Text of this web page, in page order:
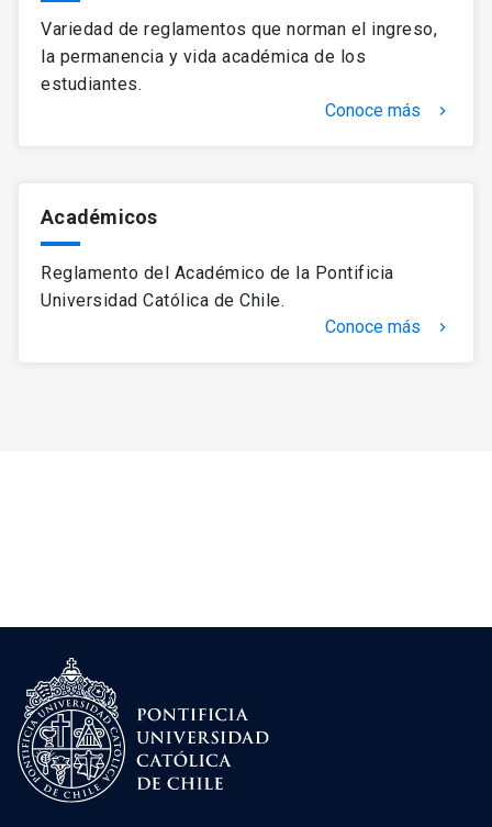
Variedad de reglamentos que norman el ingreso,
la permanencia y vida académica de los
estudiantes.
Conoce más
keyboard_arrow_right
Académicos
Reglamento del Académico de la Pontificia
Universidad Católica de Chile.
Conoce más
keyboard_arrow_right